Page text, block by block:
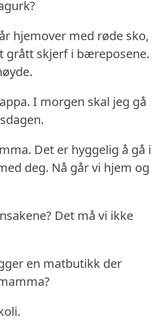
hjemover med røde sko,
grått skjerf i bæreposene.
I morgen skal jeg gå
Det er hyggelig å gå i
deg. Nå går vi hjem og
Det må vi ikke
en matbutikk der